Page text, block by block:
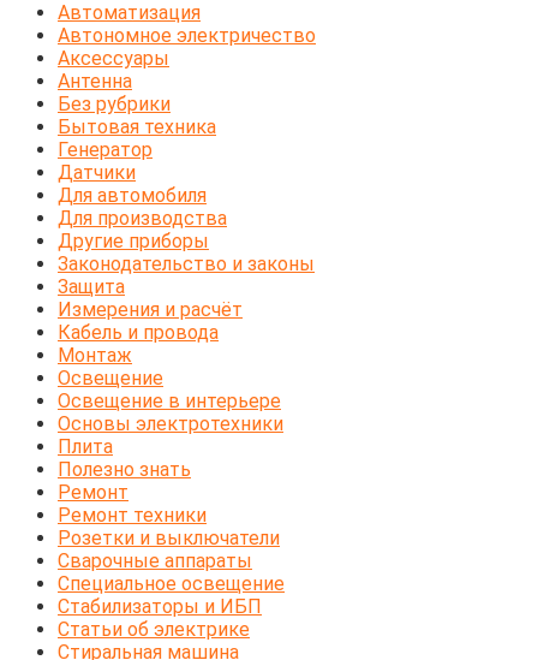
Автоматизация
Автономное электричество
Аксессуары
Антенна
Без рубрики
Бытовая техника
Генератор
Датчики
Для автомобиля
Для производства
Другие приборы
Законодательство и законы
Защита
Измерения и расчёт
Кабель и провода
Монтаж
Освещение
Освещение в интерьере
Основы электротехники
Плита
Полезно знать
Ремонт
Ремонт техники
Розетки и выключатели
Сварочные аппараты
Специальное освещение
Стабилизаторы и ИБП
Статьи об электрике
Стиральная машина